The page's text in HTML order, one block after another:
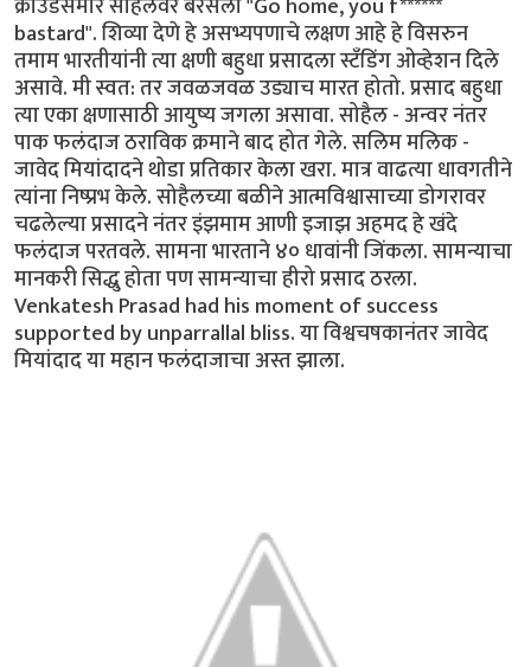
bastard". शिव्या देणे हे असभ्यपणाचे लक्षण आहे हे विसरुन
तमाम भारतीयांनी त्या क्षणी बहुधा प्रसादला स्टँडिंग ओव्हेशन दिले
असावे. मी स्वत: तर जवळजवळ उड्याच मारत होतो. प्रसाद बहुधा
त्या एका क्षणासाठी आयुष्य जगला असावा. सोहैल - अन्वर नंतर
पाक फलंदाज ठराविक क्रमाने बाद होत गेले. सलिम मलिक -
जावेद मियांदादने थोडा प्रतिकार केला खरा. मात्र वाढत्या धावगतीने
त्यांना निष्प्रभ केले. सोहैलच्या बळीने आत्मविश्वासाच्या डोगरावर
चढलेल्या प्रसादने नंतर इंझमाम आणी इजाझ अहमद हे खंदे
फलंदाज परतवले. सामना भारताने ४० धावांनी जिंकला. सामन्याचा
मानकरी सिद्धु होता पण सामन्याचा हीरो प्रसाद ठरला.
Venkatesh Prasad had his moment of success
supported by unparrallal bliss. या विश्वचषकानंतर जावेद
मियांदाद या महान फलंदाजाचा अस्त झाला.